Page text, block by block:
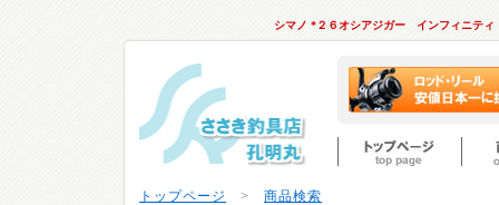
シマノ *２６オシアジガー インフィニテ
トップページ > 商品検索